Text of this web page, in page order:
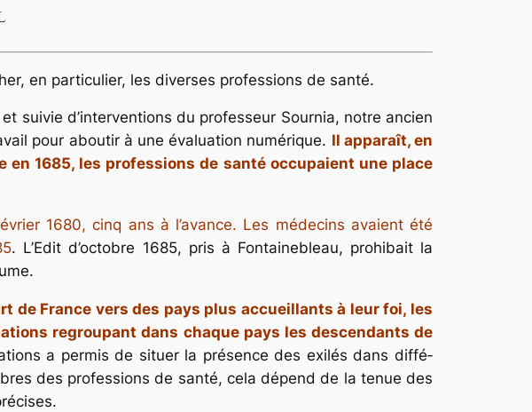
en particulier, les diverses professions de santé.
sui­vie d’interventions du professeur Sournia, notre ancien
pour aboutir à une évaluation numérique. Il apparaît, en
1685, les professions de santé occupaient une place
1680, cinq ans à l’avance. Les médecins avaient été
. L’Edit d’octobre 1685, pris à Fontainebleau, prohibait la
de France vers des pays plus accueillants à leur foi, les
regroupant dans chaque pays les descendants de
a permis de situer la présence des exilés dans diffé­
des professions de santé, cela dépend de la tenue des